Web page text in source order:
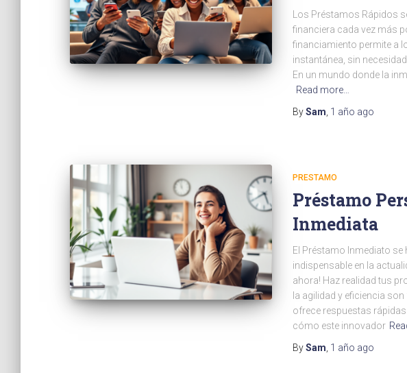
Los Préstamos Rápidos
financiera cada vez más
financiamiento permite a
instantánea, sin
En un mundo donde la
Read more…
BySam 1 año ago
PRESTAMO
Préstamo
Inmediata
El Préstamo Inmediato
indispensable en la
ahora! Haz realidad tus
la agilidad y eficiencia
ofrece respuestas
cómo este innovador
BySam 1 año ago